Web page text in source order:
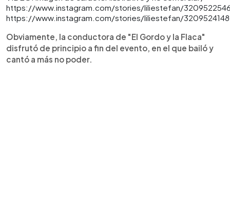
https://www.instagram.com/stories/liliestefan/
https://www.instagram.com/stories/liliestefan/
Obviamente, la conductora de "El Gordo y la Flaca"
disfrutó de principio a fin del evento, en el que bailó y
cantó a más no poder.